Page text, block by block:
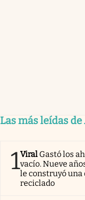
Las más leídas
1Viral Gastó los
vacío. Nueve
le construyó una
reciclado